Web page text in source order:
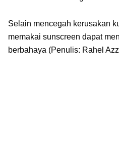
Selain mencegah kerusakan
memakai sunscreen dapat
berbahaya (Penulis: Rahel